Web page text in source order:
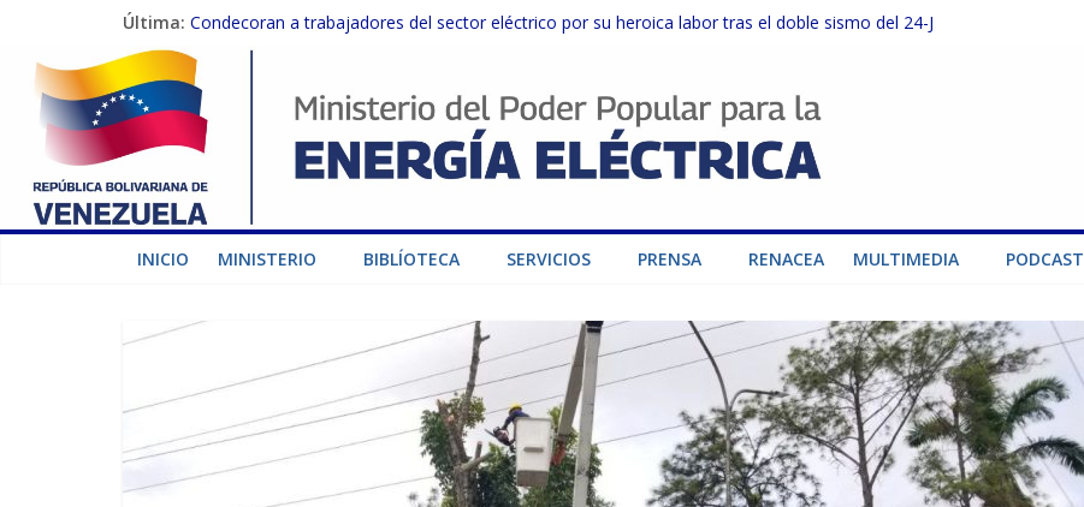
Última: Condecoran a trabajadores del sector eléctrico por su heroica labor tras el doble sismo del 24-J
Gobierno Nacional coordina acciones con el sector privado para fortalecer el SEN ante el «Súper Niño»
Inspeccionan trabajos de rehabilitación en instalaciones del SEN en Carabobo
Gobierno Nacional activa plan preventivo para fortalecer el SEN ante el fenómeno de El Niño
Termocarabobo recupera el 50% de su capacidad de generación para fortalecer el SEN
INICIO MINISTERIO BIBLÍOTECA SERVICIOS PRENSA RENACEA MULTIMEDIA PODCAST